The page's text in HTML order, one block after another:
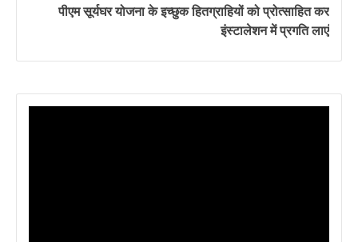
पीएम सूर्यघर योजना के इच्छुक हितग्राहियों को प्रोत्साहित कर
इंस्टालेशन में प्रगति लाएं